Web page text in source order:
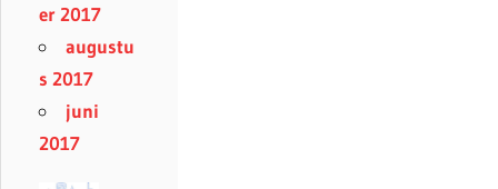
er 2017
augustu
s 2017
juni
2017